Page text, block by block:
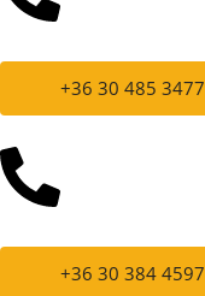
+36 30 485 3477
+36 30 384 4597